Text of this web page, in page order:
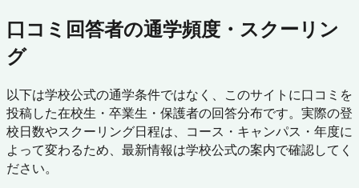
口コミ回答者の通学頻度・スクーリン
グ
以下は学校公式の通学条件ではなく、このサイトに口コミを
投稿した在校生・卒業生・保護者の回答分布です。実際の登
校日数やスクーリング日程は、コース・キャンパス・年度に
よって変わるため、最新情報は学校公式の案内で確認してく
ださい。